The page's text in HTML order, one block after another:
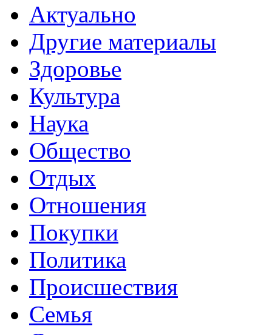
Актуально
Другие материалы
Здоровье
Культура
Наука
Общество
Отдых
Отношения
Покупки
Политика
Происшествия
Семья